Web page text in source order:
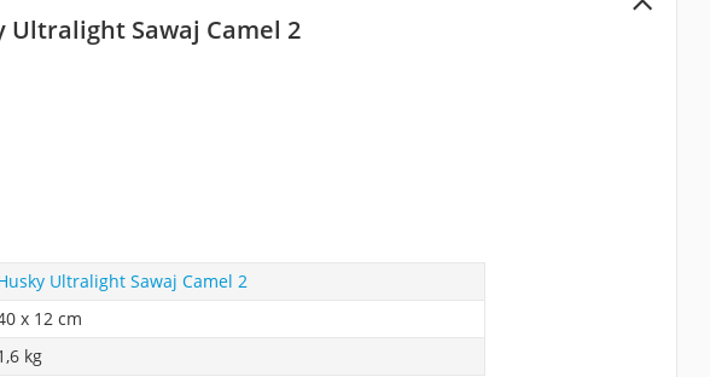
Ultralight Sawaj Camel 2
Ultralight Sawaj Camel 2
x 12 cm
kg